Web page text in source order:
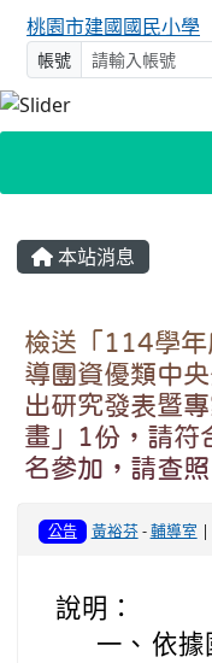
桃園市建國國民小學
帳號
主內容區域
本站消息
檢送「114學
導團資優類中
出研究發表暨
畫」1份，請符
名參加，請查照
公告 黃裕芬-輔導室 |
說明：
一、 依據